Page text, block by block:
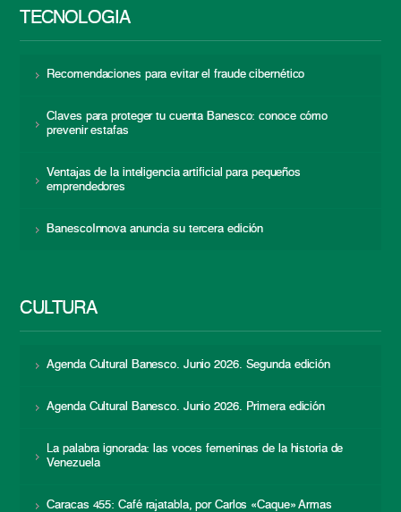
TECNOLOGÍA
Recomendaciones para evitar el fraude cibernético
Claves para proteger tu cuenta Banesco: conoce cómo
prevenir estafas
Ventajas de la inteligencia artificial para pequeños
emprendedores
BanescoInnova anuncia su tercera edición
CULTURA
Agenda Cultural Banesco. Junio 2026. Segunda edición
Agenda Cultural Banesco. Junio 2026. Primera edición
La palabra ignorada: las voces femeninas de la historia de
Venezuela
Caracas 455: Café rajatabla, por Carlos «Caque» Armas